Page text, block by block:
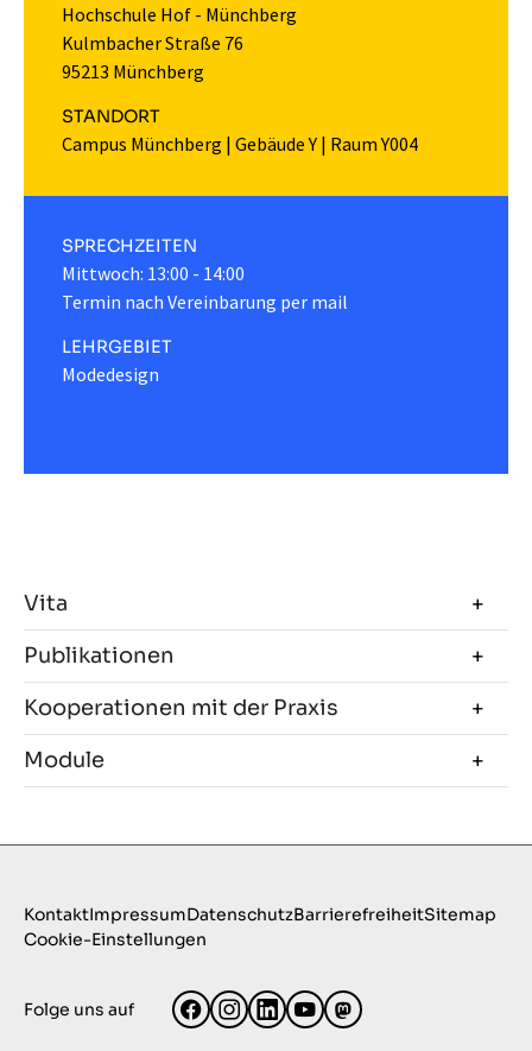
Hochschule Hof - Münchberg
Kulmbacher Straße 76
95213 Münchberg
STANDORT
Campus Münchberg | Gebäude Y | Raum Y004
SPRECHZEITEN
Mittwoch: 13:00 - 14:00
Termin nach Vereinbarung per mail
LEHRGEBIET
Modedesign
Vita
Publikationen
Kooperationen mit der Praxis
Module
KontaktImpressumDatenschutzBarrierefreiheitSitemap
Cookie-Einstellungen
Folge uns auf